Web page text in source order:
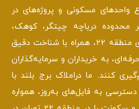
مسکونی و پروژه‌های در
دریاچه چیتگر، کوهک،
مرواریدشهر، شهرک گلستان و سایر محله‌های منطقه ۲۲، همراه با شناخت دقیق
به خریداران و سرمایه‌گذاران
کنند. ما دراملاک برج بلند با
به فایل‌های به‌روز، همواره